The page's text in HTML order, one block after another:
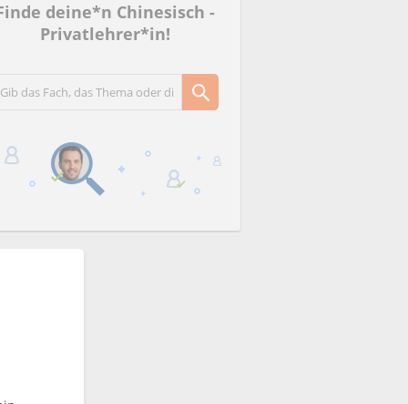
deine*n Chinesisch -
Privatlehrer*in!